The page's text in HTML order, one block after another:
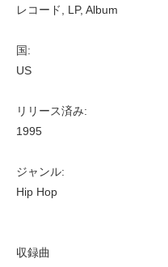
レコード, LP, Album
国:
US
リリース済み:
1995
ジャンル:
Hip Hop
収録曲